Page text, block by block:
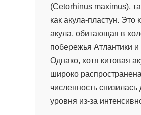
(Cetorhinus maximus),
как акула-пластун. Это
акула, обитающая в
побережья Атлантики и
Однако, хотя китовая
широко
численность снизилась
уровня из-за